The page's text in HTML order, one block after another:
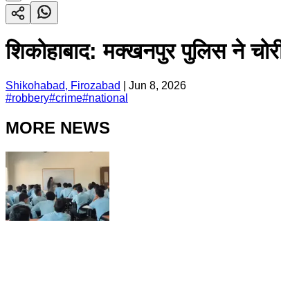
शिकोहाबाद: मक्खनपुर पुलिस ने
Shikohabad, Firozabad
Jun 8, 2026
#robbery#crime#national
MORE NEWS